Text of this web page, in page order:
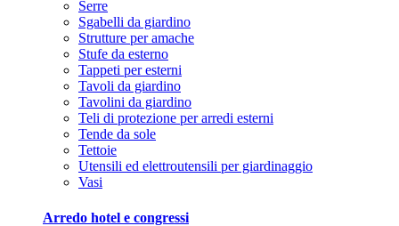
Serre
Sgabelli da giardino
Strutture per amache
Stufe da esterno
Tappeti per esterni
Tavoli da giardino
Tavolini da giardino
Teli di protezione per arredi esterni
Tende da sole
Tettoie
Utensili ed elettroutensili per giardinaggio
Vasi
Arredo hotel e congressi